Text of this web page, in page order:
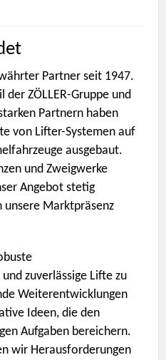
Partner seit 1947.
ZÖLLER-Gruppe und
Partnern haben
von Lifter-Systemen auf
ausgebaut.
und Zweigwerke
Angebot stetig
Marktpräsenz
zuverlässige Lifte zu
Weiterentwicklungen
Ideen, die den
Aufgaben bereichern.
wir Herausforderungen